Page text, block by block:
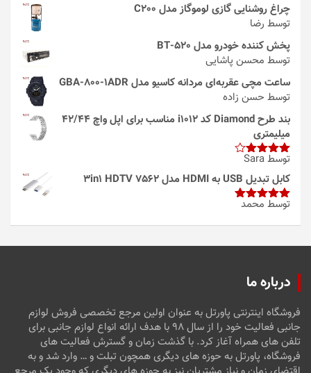
چراغ روشنایی گازی لوموگاز مدل C200
توسط رضا
پخش کننده خودرو مدل 520-BT
توسط محسن پاشایی
ساعت مچی عقربه‌ای مردانه کاسیو مدل GBA-800-1ADR
توسط حسن زاده
بند طرح Diamond کد i1012 مناسب برای اپل واچ 42/44
میلیمتری
امتیاز4
از 5
توسط Sara
کابل تبدیل USB به HDMI مدل 3in1 HDTV 7562
امتیاز5از
توسط محمد
درباره ما
فروشگاه اینترنتی پاورتل به عنوان اولین مرجع تخصصی فروش لوازم
جانبی فعالیت خود را از سال ۹۸ با هدف ارائه انواع لوازم جانبی برای
تلفن های همراه آغاز کرد. با گذشت زمان و گسترش فعالیت های
فروشگاه، پاورتل به حوزه های دیگری همچون تبلت و … وارد شد و به